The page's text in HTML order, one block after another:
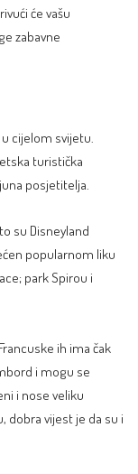
će vašu
zabavne
cijelom svijetu.
turistička
posjetitelja.
su Disneyland
popularnom liku
park Spirou i
ih ima čak
i mogu se
i nose veliku
dobra vijest je da su i